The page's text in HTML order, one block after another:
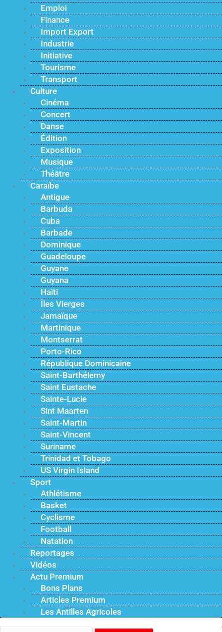
Emploi
Finance
Import Export
Industrie
Initiative
Tourisme
Transport
Culture
Cinéma
Concert
Danse
Édition
Exposition
Musique
Théâtre
Caraïbe
Antigue
Barbuda
Cuba
Barbade
Dominique
Guadeloupe
Guyane
Guyana
Haïti
Îles Vierges
Jamaïque
Martinique
Montserrat
Porto-Rico
République Dominicaine
Saint-Barthélemy
Saint Eustache
Sainte-Lucie
Sint Maarten
Saint-Martin
Saint-Vincent
Suriname
Trinidad et Tobago
US Virgin Island
Sport
Athlétisme
Basket
Cyclisme
Football
Natation
Reportages
Vidéos
Actu Premium
Bons Plans
Articles Premium
Les Antilles Agricoles